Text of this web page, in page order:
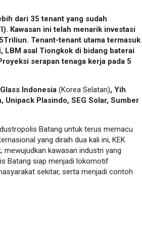
dari 35 tenant yang sudah
Kawasan ini telah menarik investasi
Tenant-tenant utama termasuk
LBM asal Tiongkok di bidang baterai
serapan tenaga kerja pada 5
Indonesia (Korea Selatan), Yih
Unipack Plasindo, SEG Solar, Sumber
Batang untuk terus memacu
yang diraih dua kali ini, KEK
kawasan industri yang
Batang siap menjadi lokomotif
sekitar, serta menjadi contoh